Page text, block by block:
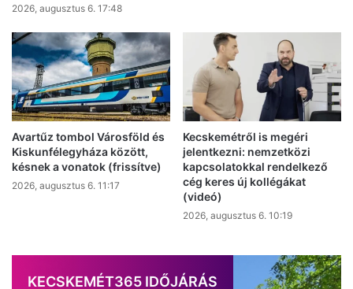
2026, augusztus 6. 17:48
Avartűz tombol Városföld és
Kiskunfélegyháza között,
késnek a vonatok (frissítve)
2026, augusztus 6. 11:17
Kecskemétről is megéri
jelentkezni: nemzetközi
kapcsolatokkal rendelkező
cég keres új kollégákat
(videó)
2026, augusztus 6. 10:19
KECSKEMÉT365 IDŐJÁRÁS